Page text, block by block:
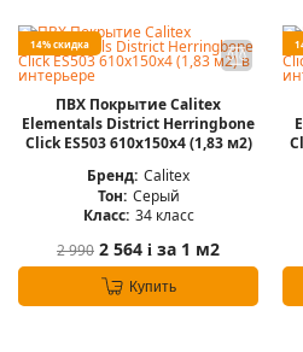
14% скидка
ПВХ Покрытие Calitex
Elementals District Herringbone
Click ES503 610x150x4 (1,83 м2)
Бренд: Calitex
Тон: Серый
Класс: 34 класс
2 990 2 564 i за 1 м2
Купить